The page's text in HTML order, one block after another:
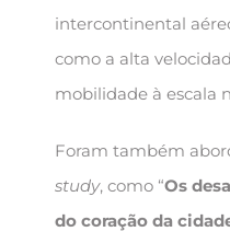
intercontinental
como a alta
mobilidade à escala
Foram também
study, como “Os
do coração da